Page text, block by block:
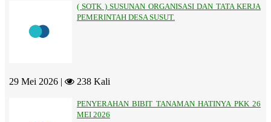
( SOTK ) SUSUNAN ORGANISASI DAN TATA KERJA
PEMERINTAH DESA SUSUT.
29 Mei 2026 | 238 Kali
PENYERAHAN BIBIT TANAMAN HATINYA PKK 26
MEI 2026